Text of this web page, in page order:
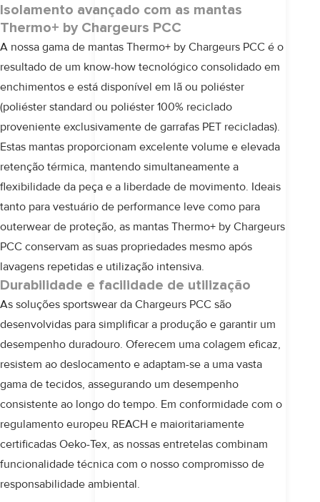
Isolamento avançado com as mantas
Thermo+ by Chargeurs PCC
A nossa gama de mantas Thermo+ by Chargeurs PCC é o
resultado de um know-how tecnológico consolidado em
enchimentos e está disponível em lã ou poliéster
(poliéster standard ou poliéster 100% reciclado
proveniente exclusivamente de garrafas PET recicladas).
Estas mantas proporcionam excelente volume e elevada
retenção térmica, mantendo simultaneamente a
flexibilidade da peça e a liberdade de movimento. Ideais
tanto para vestuário de performance leve como para
outerwear de proteção, as mantas Thermo+ by Chargeurs
PCC conservam as suas propriedades mesmo após
lavagens repetidas e utilização intensiva.
Durabilidade e facilidade de utilização
As soluções sportswear da Chargeurs PCC são
desenvolvidas para simplificar a produção e garantir um
desempenho duradouro. Oferecem uma colagem eficaz,
resistem ao deslocamento e adaptam-se a uma vasta
gama de tecidos, assegurando um desempenho
consistente ao longo do tempo. Em conformidade com o
regulamento europeu REACH e maioritariamente
certificadas Oeko-Tex, as nossas entretelas combinam
funcionalidade técnica com o nosso compromisso de
responsabilidade ambiental.